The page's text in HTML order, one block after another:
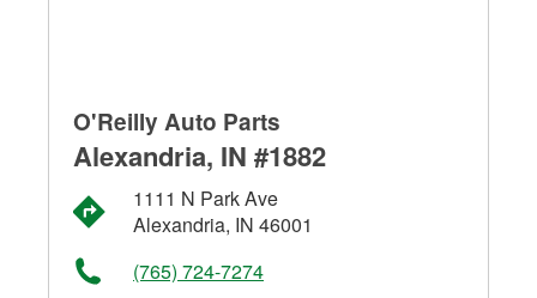
O'Reilly Auto Parts
Alexandria, IN #1882
1111 N Park Ave
Alexandria, IN 46001
(765) 724-7274